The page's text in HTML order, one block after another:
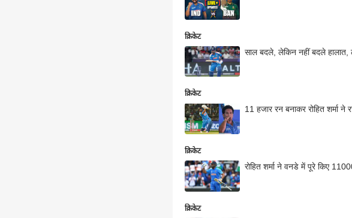
क्रिकेट
साल बदले, लेकिन नहीं बदले हालात,
क्रिकेट
11 हजार रन बनाकर रोहित शर्मा ने
क्रिकेट
रोहित शर्मा ने वनडे में पूरे किए
क्रिकेट